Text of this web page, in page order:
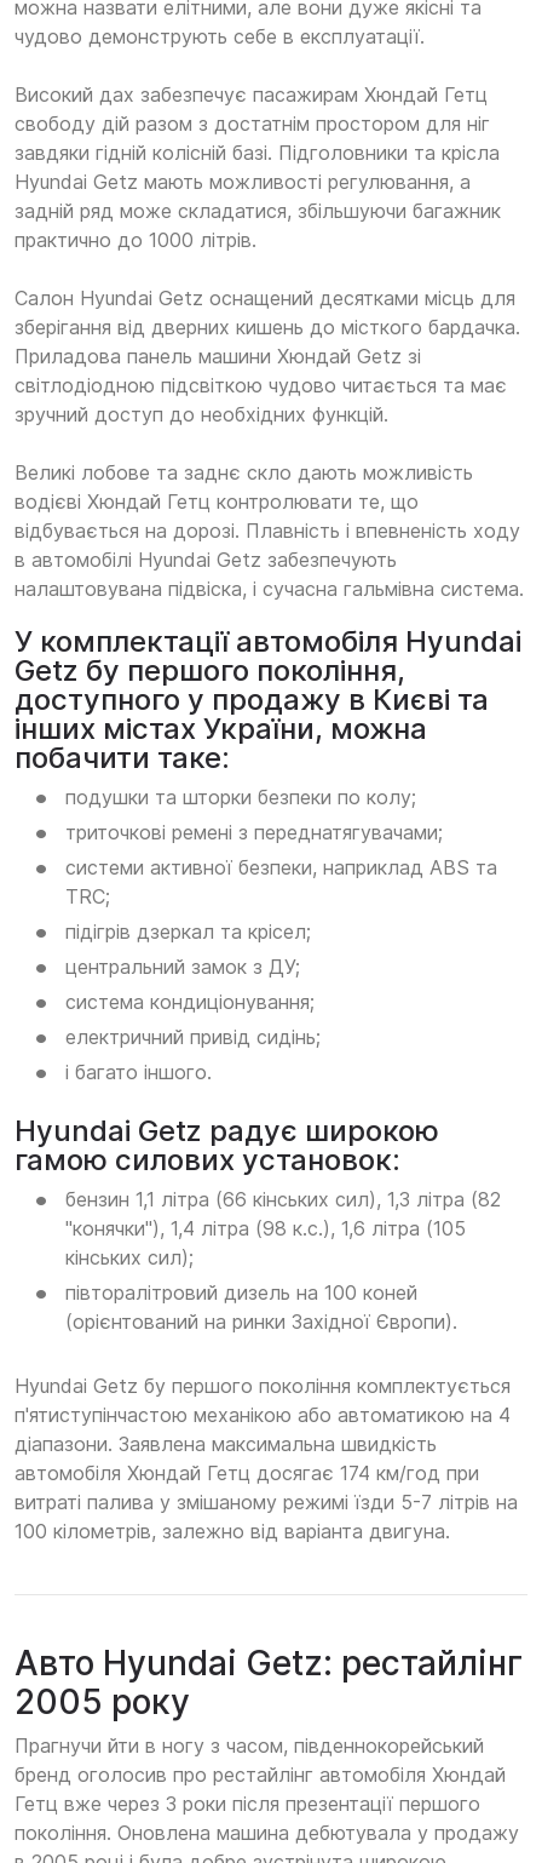
можна назвати елітними, але вони дуже якісні та
чудово демонструють себе в експлуатації.
Високий дах забезпечує пасажирам Хюндай Гетц
свободу дій разом з достатнім простором для ніг
завдяки гідній колісній базі. Підголовники та крісла
Hyundai Getz мають можливості регулювання, а
задній ряд може складатися, збільшуючи багажник
практично до 1000 літрів.
Салон Hyundai Getz оснащений десятками місць для
зберігання від дверних кишень до місткого бардачка.
Приладова панель машини Хюндай Getz зі
світлодіодною підсвіткою чудово читається та має
зручний доступ до необхідних функцій.
Великі лобове та заднє скло дають можливість
водієві Хюндай Гетц контролювати те, що
відбувається на дорозі. Плавність і впевненість ходу
в автомобілі Hyundai Getz забезпечують
налаштовувана підвіска, і сучасна гальмівна система.
У комплектації автомобіля Hyundai
Getz бу першого покоління,
доступного у продажу в Києві та
інших містах України, можна
побачити таке:
подушки та шторки безпеки по колу;
триточкові ремені з переднатягувачами;
системи активної безпеки, наприклад ABS та
TRC;
підігрів дзеркал та крісел;
центральний замок з ДУ;
система кондиціонування;
електричний привід сидінь;
і багато іншого.
Hyundai Getz радує широкою
гамою силових установок:
бензин 1,1 літра (66 кінських сил), 1,3 літра (82
"конячки"), 1,4 літра (98 к.с.), 1,6 літра (105
кінських сил);
півторалітровий дизель на 100 коней
(орієнтований на ринки Західної Європи).
Hyundai Getz бу першого покоління комплектується
п'ятиступінчастою механікою або автоматикою на 4
діапазони. Заявлена максимальна швидкість
автомобіля Хюндай Гетц досягає 174 км/год при
витраті палива у змішаному режимі їзди 5-7 літрів на
100 кілометрів, залежно від варіанта двигуна.
Авто Hyundai Getz: рестайлінг
2005 року
Прагнучи йти в ногу з часом, південнокорейський
бренд оголосив про рестайлінг автомобіля Хюндай
Гетц вже через 3 роки після презентації першого
покоління. Оновлена машина дебютувала у продажу